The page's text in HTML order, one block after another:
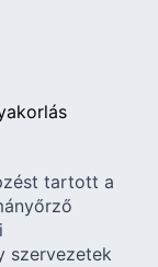
tartott a
szervezetek